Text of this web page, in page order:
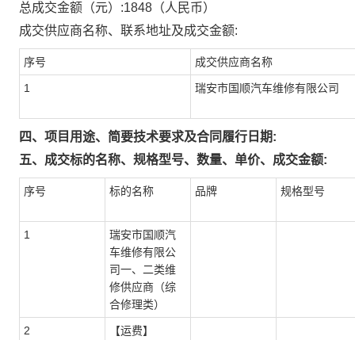
总成交金额（元）:1848 （人民币）
成交供应商名称、联系地址及成交金额:
序号 成交供应商名称
1 瑞安市国顺汽车维修有限公司
四、项目用途、简要技术要求及合同履行日期:
五、成交标的名称、规格型号、数量、单价、成交金额:
序号 标的名称 品牌 规格型号
1
瑞安市国顺汽
车维修有限公
司一、二类维
修供应商（综
合修理类）
2 【运费】